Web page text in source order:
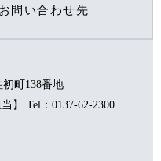
問い合わせ先
町138番地
】
Tel：0137-62-2300